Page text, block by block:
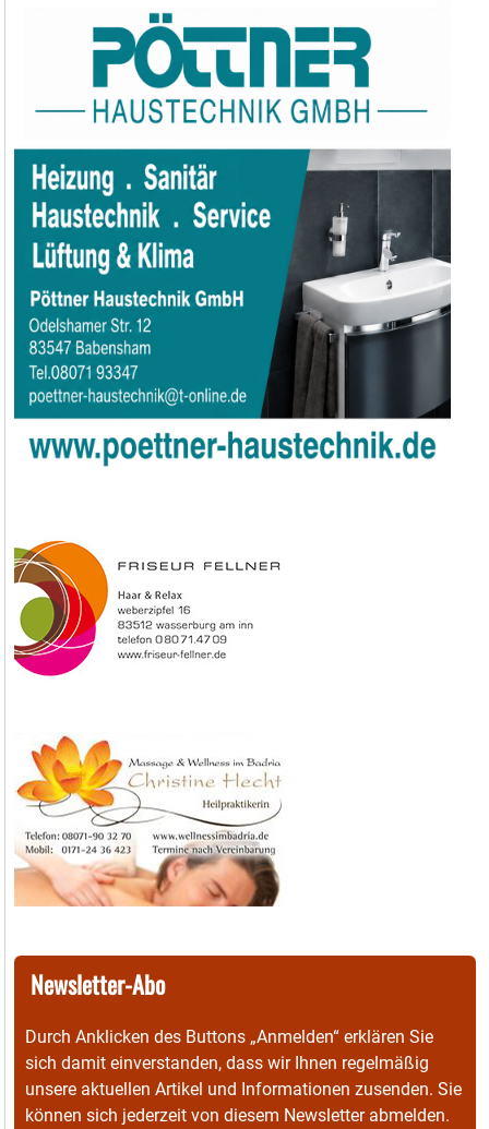
Newsletter-Abo
Durch Anklicken des Buttons „Anmelden“ erklären Sie
sich damit einverstanden, dass wir Ihnen regelmäßig
unsere aktuellen Artikel und Informationen zusenden. Sie
können sich jederzeit von diesem Newsletter abmelden.